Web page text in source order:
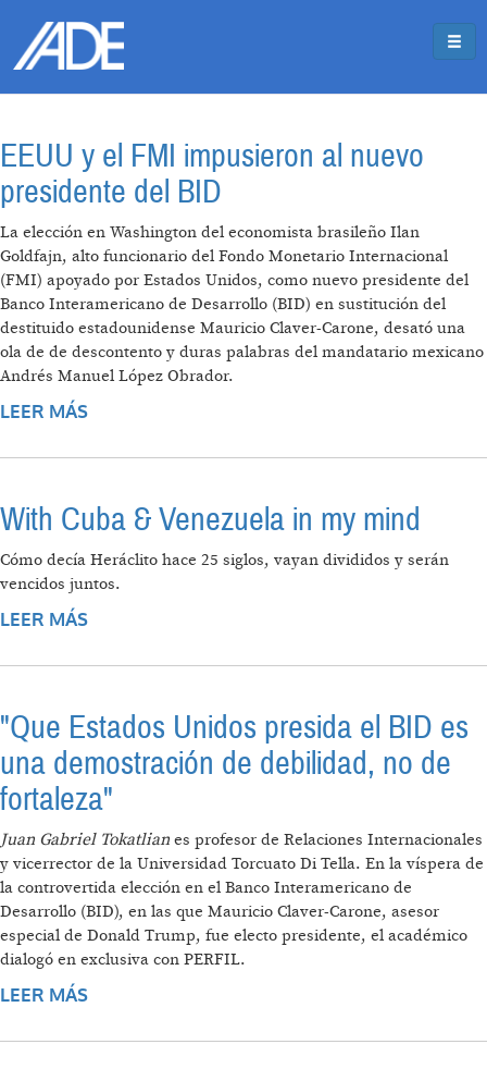
EEUU y el FMI impusieron al nuevo
presidente del BID
La elección en Washington del economista brasileño Ilan
Goldfajn, alto funcionario del Fondo Monetario Internacional
(FMI) apoyado por Estados Unidos, como nuevo presidente del
Banco Interamericano de Desarrollo (BID) en sustitución del
destituido estadounidense Mauricio Claver-Carone, desató una
ola de de descontento y duras palabras del mandatario mexicano
Andrés Manuel López Obrador.
LEER MÁS
With Cuba & Venezuela in my mind
Cómo decía Heráclito hace 25 siglos, vayan divididos y serán
vencidos juntos.
LEER MÁS
"Que Estados Unidos presida el BID es
una demostración de debilidad, no de
fortaleza"
Juan Gabriel Tokatlian es profesor de Relaciones Internacionales
y vicerrector de la Universidad Torcuato Di Tella. En la víspera de
la controvertida elección en el Banco Interamericano de
Desarrollo (BID), en las que Mauricio Claver-Carone, asesor
especial de Donald Trump, fue electo presidente, el académico
dialogó en exclusiva con PERFIL.
LEER MÁS
NO DE FORTALEZA"